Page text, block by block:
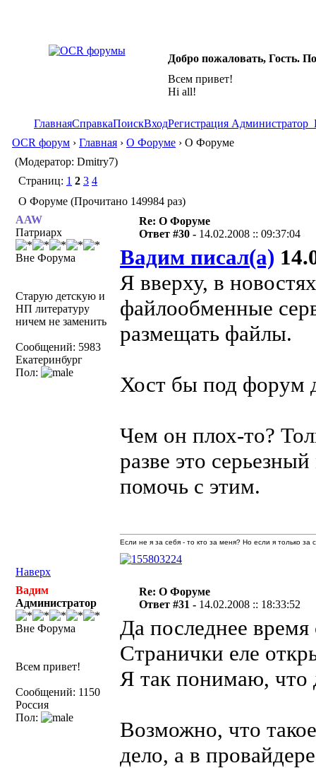
Добро пожаловать, Гость.
Всем привет!
Hi all!
ГлавнаяСправкаПоискВходРегистрация Администратор
OCR форум › Главная › О Форуме › О Форуме
(Модератор: Dmitry7)
Страниц: 1 2 3 4
О Форуме (Прочитано 149984 раз)
AAW
Патриарх
Вне Форума
Старую детскую и
НП литературу
ничем не заменить
Сообщений: 5983
Екатеринбург
Пол:
Re: О Форуме
Ответ #30 - 14.02.2008 :: 09:37:04
Вадим писал(а)
Я вверху, в
файлообменные
размещать файлы.
Хост бы под форум
Чем он плох-то?
разве это
помочь с этим.
Наверх
Если не я за себя - то кто за меня? Но если я только
Вадим
Администратор
Вне Форума
Всем привет!
Сообщений: 1150
Россия
Пол:
Re: О Форуме
Ответ #31 - 14.02.2008 :: 18:33:52
Да последнее
Странички еле
Я так понимаю, что
Возможно, что
дело, а в